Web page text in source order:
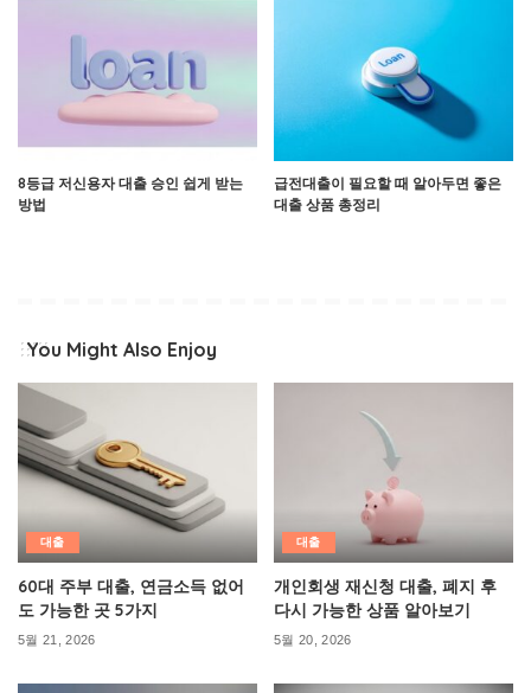
8등급 저신용자 대출 승인 쉽게 받는
방법
급전대출이 필요할 때 알아두면 좋은
대출 상품 총정리
You Might Also Enjoy
대출
60대 주부 대출, 연금소득 없어
도 가능한 곳 5가지
5월 21, 2026
대출
개인회생 재신청 대출, 폐지 후
다시 가능한 상품 알아보기
5월 20, 2026